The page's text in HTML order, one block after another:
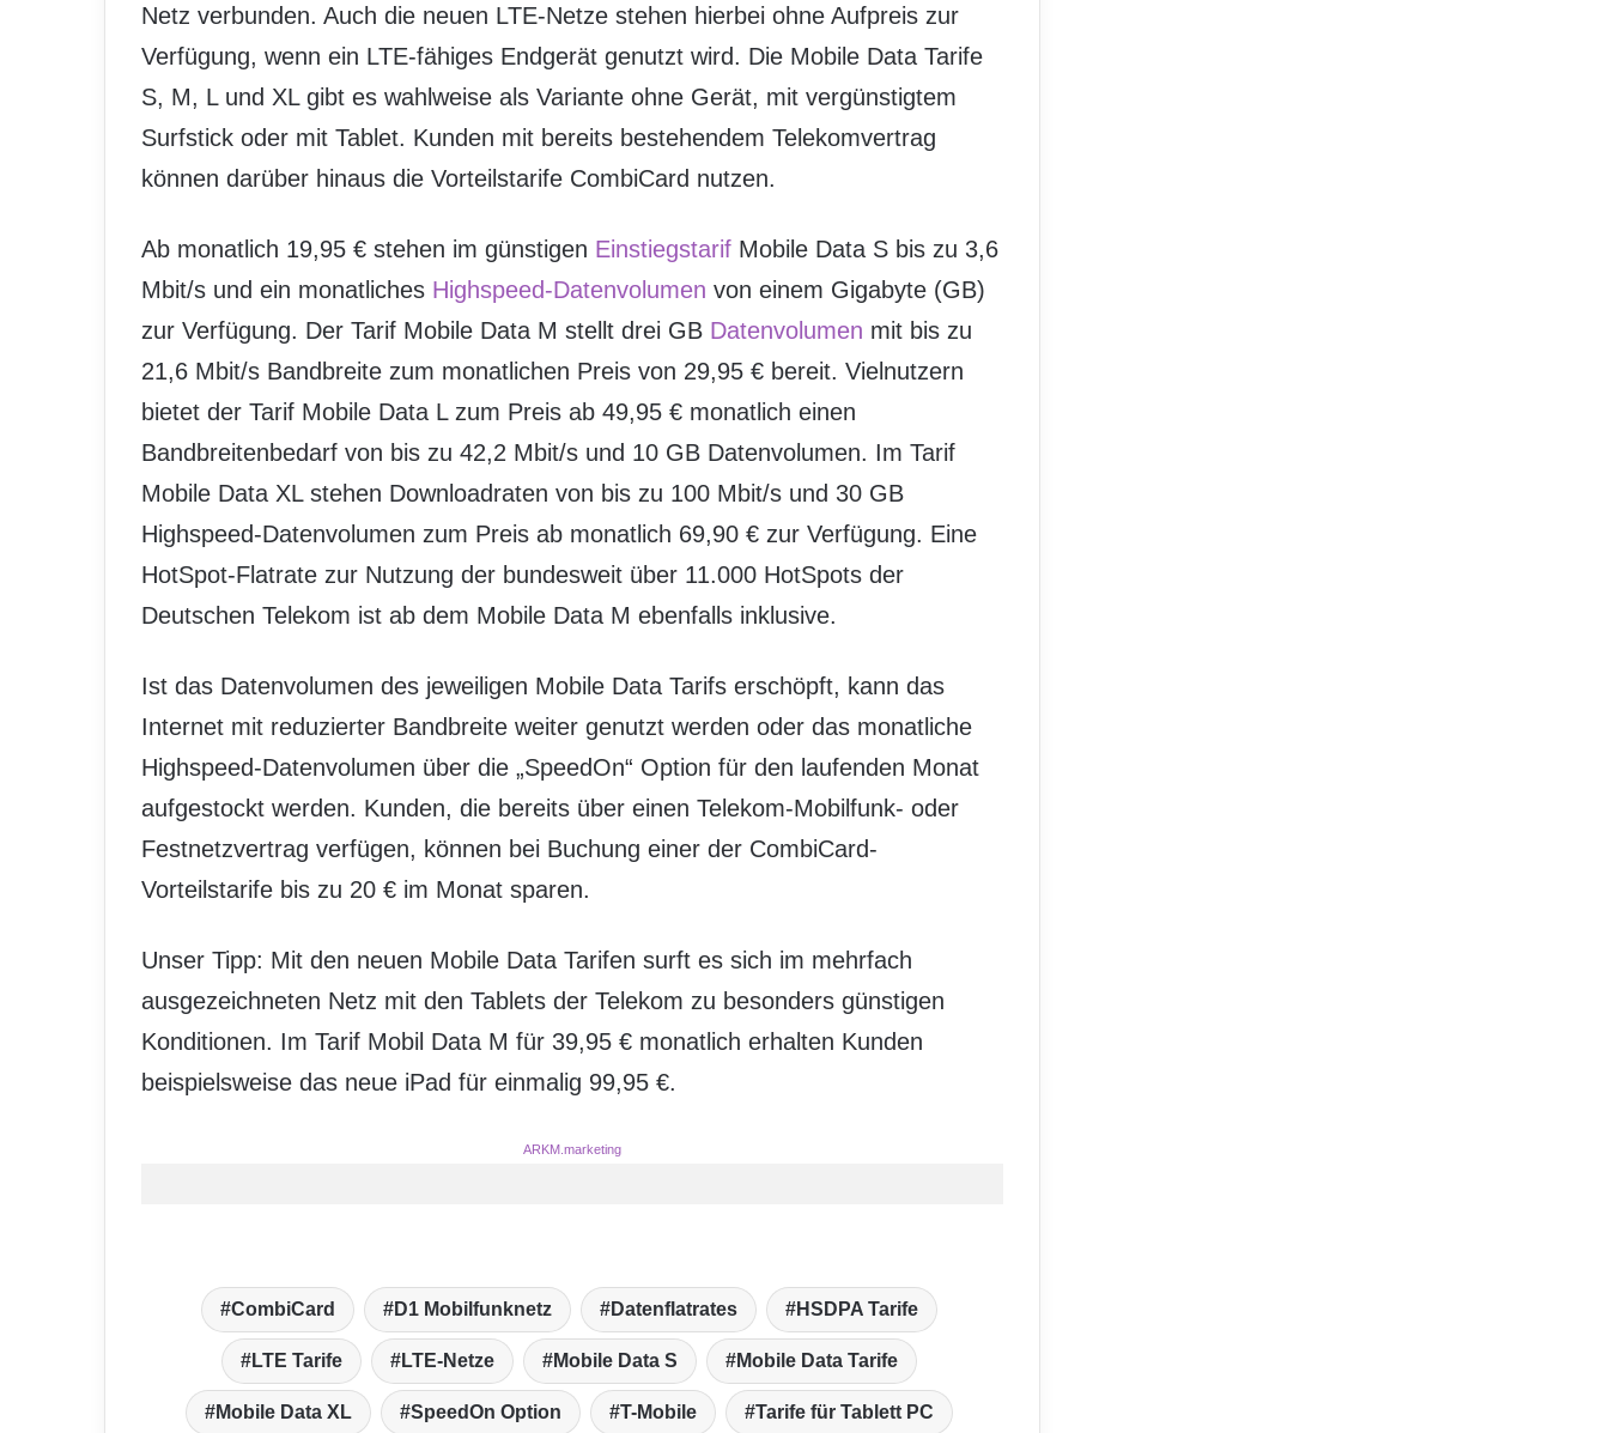
Netz verbunden. Auch die neuen LTE-Netze stehen hierbei ohne Aufpreis zur
Verfügung, wenn ein LTE-fähiges Endgerät genutzt wird. Die Mobile Data Tarife
S, M, L und XL gibt es wahlweise als Variante ohne Gerät, mit vergünstigtem
Surfstick oder mit Tablet. Kunden mit bereits bestehendem Telekomvertrag
können darüber hinaus die Vorteilstarife CombiCard nutzen.
Ab monatlich 19,95 € stehen im günstigen Einstiegstarif Mobile Data S bis zu 3,6
Mbit/s und ein monatliches Highspeed-Datenvolumen von einem Gigabyte (GB)
zur Verfügung. Der Tarif Mobile Data M stellt drei GB Datenvolumen mit bis zu
21,6 Mbit/s Bandbreite zum monatlichen Preis von 29,95 € bereit. Vielnutzern
bietet der Tarif Mobile Data L zum Preis ab 49,95 € monatlich einen
Bandbreitenbedarf von bis zu 42,2 Mbit/s und 10 GB Datenvolumen. Im Tarif
Mobile Data XL stehen Downloadraten von bis zu 100 Mbit/s und 30 GB
Highspeed-Datenvolumen zum Preis ab monatlich 69,90 € zur Verfügung. Eine
HotSpot-Flatrate zur Nutzung der bundesweit über 11.000 HotSpots der
Deutschen Telekom ist ab dem Mobile Data M ebenfalls inklusive.
Ist das Datenvolumen des jeweiligen Mobile Data Tarifs erschöpft, kann das
Internet mit reduzierter Bandbreite weiter genutzt werden oder das monatliche
Highspeed-Datenvolumen über die „SpeedOn“ Option für den laufenden Monat
aufgestockt werden. Kunden, die bereits über einen Telekom-Mobilfunk- oder
Festnetzvertrag verfügen, können bei Buchung einer der CombiCard-
Vorteilstarife bis zu 20 € im Monat sparen.
Unser Tipp: Mit den neuen Mobile Data Tarifen surft es sich im mehrfach
ausgezeichneten Netz mit den Tablets der Telekom zu besonders günstigen
Konditionen. Im Tarif Mobil Data M für 39,95 € monatlich erhalten Kunden
beispielsweise das neue iPad für einmalig 99,95 €.
ARKM.marketing
CombiCard D1 Mobilfunknetz Datenflatrates HSDPA Tarife
LTE Tarife LTE-Netze Mobile Data S Mobile Data Tarife
Mobile Data XL SpeedOn Option T-Mobile Tarife für Tablett PC